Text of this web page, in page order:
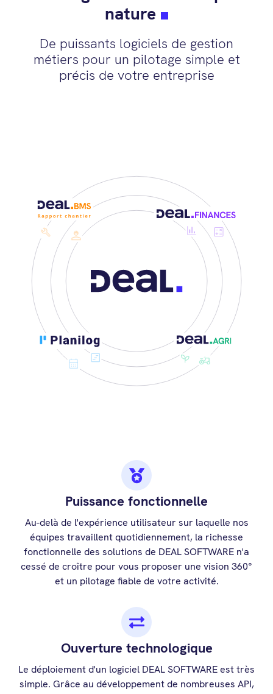
nature
De puissants logiciels de gestion
métiers pour un pilotage simple et
précis de votre entreprise
Puissance fonctionnelle
Au-delà de l'expérience utilisateur sur laquelle nos
équipes travaillent quotidiennement, la richesse
fonctionnelle des solutions de DEAL SOFTWARE n'a
cessé de croître pour vous proposer une vision 360°
et un pilotage fiable de votre activité.
Ouverture technologique
Le déploiement d'un logiciel DEAL SOFTWARE est très
simple. Grâce au développement de nombreuses API,